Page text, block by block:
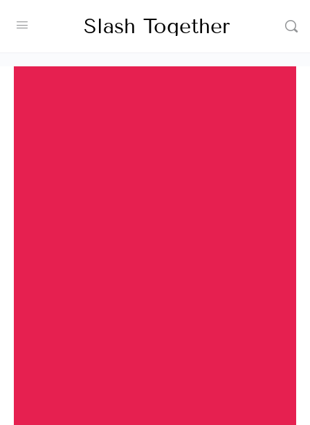
Slash Together